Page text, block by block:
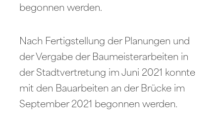
begonnen werden.
Nach Fertigstellung der Planungen und
der Vergabe der Baumeisterarbeiten in
der Stadtvertretung im Juni 2021 konnte
mit den Bauarbeiten an der Brücke im
September 2021 begonnen werden.